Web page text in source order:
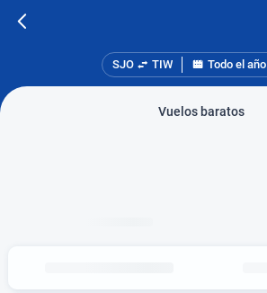
SJO TIW Todo el año
Vuelos baratos